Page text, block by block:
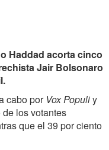
Haddad acorta cinco
Jair Bolsonaro
cabo por Vox Populiy
los votantes
que el 39 por ciento